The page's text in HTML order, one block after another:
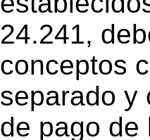
24.241,
conceptos
separado y
de pago de